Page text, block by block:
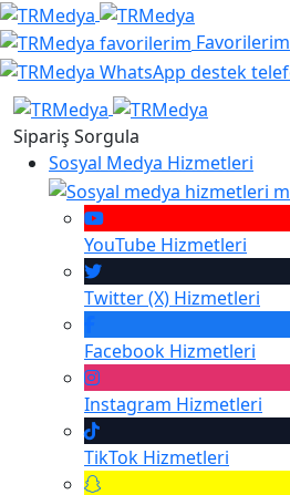
Favorilerim
Sipariş Sorgula
Sosyal Medya Hizmetleri
YouTube Hizmetleri
Twitter (X) Hizmetleri
Facebook Hizmetleri
Instagram Hizmetleri
TikTok Hizmetleri